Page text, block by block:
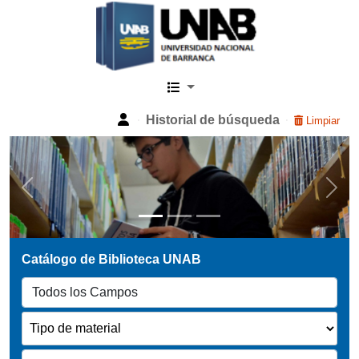
Catalogo Web UNAB
Historial de búsqueda Limpiar
Previous Next